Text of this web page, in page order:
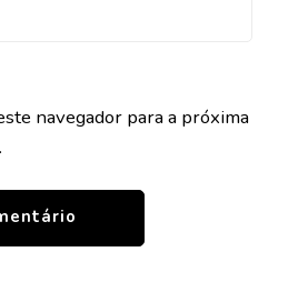
navegador para a próxima